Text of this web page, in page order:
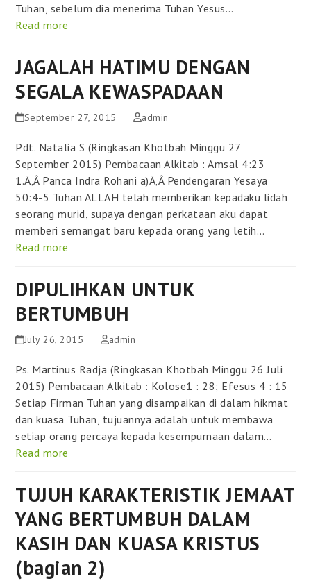
Tuhan, sebelum dia menerima Tuhan Yesus…
Read more
JAGALAH HATIMU DENGAN
SEGALA KEWASPADAAN
September 27, 2015 admin
Pdt. Natalia S (Ringkasan Khotbah Minggu 27
September 2015) Pembacaan Alkitab : Amsal 4:23
1.Ã‚Â Panca Indra Rohani a)Ã‚Â Pendengaran Yesaya
50:4-5 Tuhan ALLAH telah memberikan kepadaku lidah
seorang murid, supaya dengan perkataan aku dapat
memberi semangat baru kepada orang yang letih…
Read more
DIPULIHKAN UNTUK
BERTUMBUH
July 26, 2015 admin
Ps. Martinus Radja (Ringkasan Khotbah Minggu 26 Juli
2015) Pembacaan Alkitab : Kolose1 : 28; Efesus 4 : 15
Setiap Firman Tuhan yang disampaikan di dalam hikmat
dan kuasa Tuhan, tujuannya adalah untuk membawa
setiap orang percaya kepada kesempurnaan dalam…
Read more
TUJUH KARAKTERISTIK JEMAAT
YANG BERTUMBUH DALAM
KASIH DAN KUASA KRISTUS
(bagian 2)